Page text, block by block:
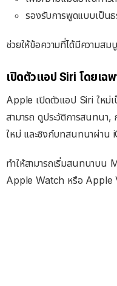
รองรับการพูดแบบเป็นธ
ช่วยให้ข้อความที่ได้มีความส
เปิดตัวแอป Siri โดยเฉพ
Apple เปิดตัวแอป Siri ใหม่
สามารถ ดูประวัติการสนทนา,
ใหม่ และซิงก์บทสนทนาผ่าน
ทำให้สามารถเริ่มสนทนาบน
Apple Watch หรือ Apple